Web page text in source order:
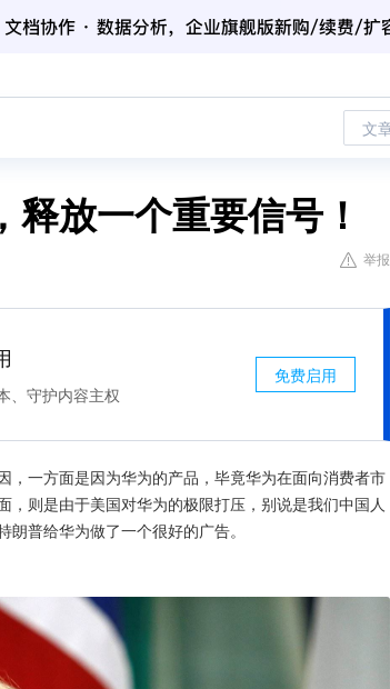
文
放一个重要信号！
举报
、守护内容主权
免费启用
一方面是因为华为的产品，毕竟华为在面向消费者市
则是由于美国对华为的极限打压，别说是我们中国人
普给华为做了一个很好的广告。